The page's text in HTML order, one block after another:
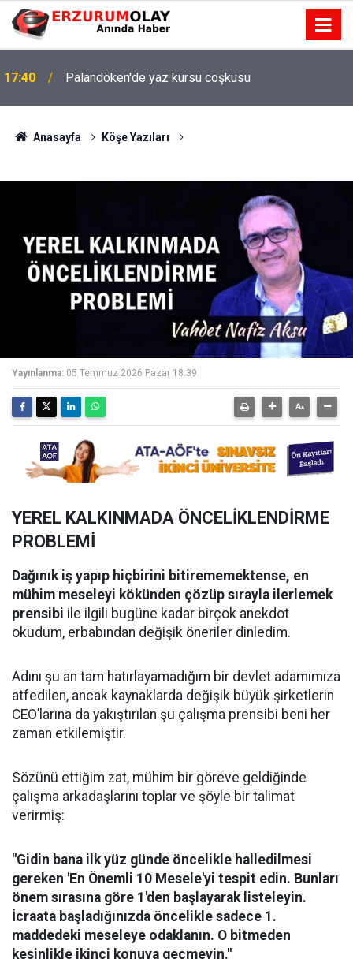
17:40 Palandöken'de yaz kursu coşkusu
Anasayfa Köşe Yazıları
Yayınlanma: 05 Temmuz 2026 Pazar 18:39
YEREL KALKINMADA ÖNCELİKLENDİRME
PROBLEMİ
Dağınık iş yapıp hiçbirini bitirememektense, en
mühim meseleyi kökünden çözüp sırayla ilerlemek
prensibi ile ilgili bugüne kadar birçok anekdot
okudum, erbabından değişik öneriler dinledim.
​Adını şu an tam hatırlayamadığım bir devlet adamımıza
atfedilen, ancak kaynaklarda değişik büyük şirketlerin
CEO’larına da yakıştırılan şu çalışma prensibi beni her
zaman etkilemiştir.
​Sözünü ettiğim zat, mühim bir göreve geldiğinde
çalışma arkadaşlarını toplar ve şöyle bir talimat
verirmiş:
"Gidin bana ilk yüz günde öncelikle halledilmesi
gereken 'En Önemli 10 Mesele'yi tespit edin. Bunları
önem sırasına göre 1'den başlayarak listeleyin.
İcraata başladığınızda öncelikle sadece 1.
maddedeki meseleye odaklanın. O bitmeden
kesinlikle ikinci konuya geçmeyin."